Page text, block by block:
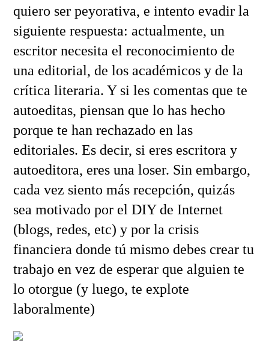
quiero ser peyorativa, e intento evadir la
siguiente respuesta: actualmente, un
escritor necesita el reconocimiento de
una editorial, de los académicos y de la
crítica literaria. Y si les comentas que te
autoeditas, piensan que lo has hecho
porque te han rechazado en las
editoriales. Es decir, si eres escritora y
autoeditora, eres una loser. Sin embargo,
cada vez siento más recepción, quizás
sea motivado por el DIY de Internet
(blogs, redes, etc) y por la crisis
financiera donde tú mismo debes crear tu
trabajo en vez de esperar que alguien te
lo otorgue (y luego, te explote
laboralmente)